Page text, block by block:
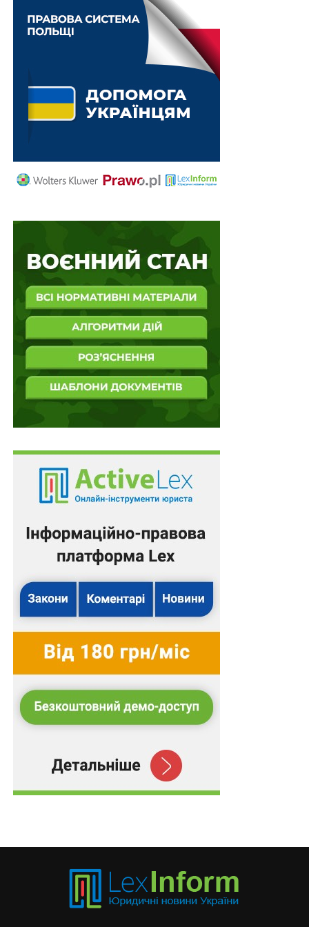
правових актів збільшено до 120 днів
Зміни щодо бронювання
військовозобов’язаних роз’яснив Уряд
20 днів на оцінку роботодавців для отримання
пільг за працевлаштування осіб з інвалідністю
ПОВ'ЯЗАНІ ТЕМИ: FEATURED LEX БАНКИ
Затверджено обов’язкові вимоги до засобів
інформатизації
Національний каталог цін на ліки